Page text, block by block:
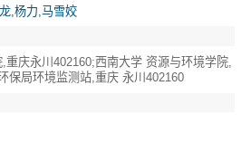
,杨力,马雪姣
庆永川402160;西南大学 资源与环境学院,
保局环境监测站,重庆 永川402160